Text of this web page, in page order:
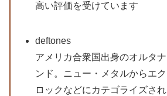
高い評価を受けています
deftones
アメリカ合衆国出身のオルタ
ンド。ニュー・メタルからエ
ロックなどにカテゴライズさ